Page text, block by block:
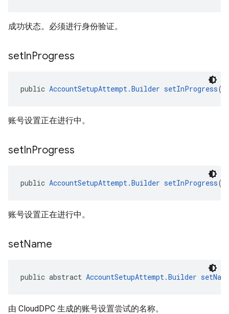
成功状态。必须进行身份验证。
setInProgress
public AccountSetupAttempt.Builder setInProgress(
账号设置正在进行中。
setInProgress
public AccountSetupAttempt.Builder setInProgress(
账号设置正在进行中。
setName
public abstract AccountSetupAttempt.Builder
由 CloudDPC 生成的账号设置尝试的名称。